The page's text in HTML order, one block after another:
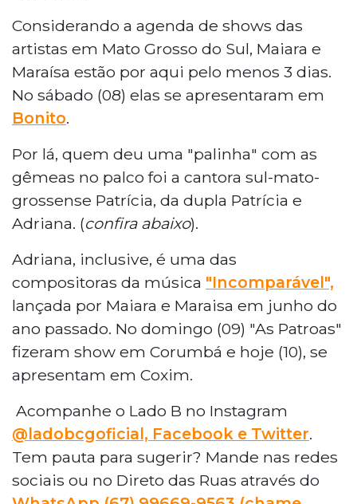
Considerando a agenda de shows das
artistas em Mato Grosso do Sul, Maiara e
Maraísa estão por aqui pelo menos 3 dias.
No sábado (08) elas se apresentaram em
Bonito.
Por lá, quem deu uma "palinha" com as
gêmeas no palco foi a cantora sul-mato-
grossense Patrícia, da dupla Patrícia e
Adriana. (confira abaixo).
Adriana, inclusive, é uma das
compositoras da música "Incomparável",
lançada por Maiara e Maraisa em junho do
ano passado. No domingo (09) "As Patroas"
fizeram show em Corumbá e hoje (10), se
apresentam em Coxim.
Acompanhe o Lado B no Instagram
@ladobcgoficial, Facebook e Twitter.
Tem pauta para sugerir? Mande nas redes
sociais ou no Direto das Ruas através do